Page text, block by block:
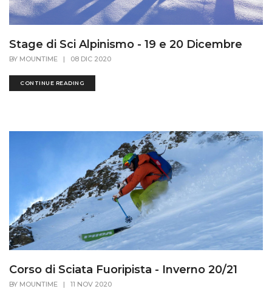
Stage di Sci Alpinismo - 19 e 20 Dicembre
BY MOUNTIME | 08 DIC 2020
CONTINUE READING
Corso di Sciata Fuoripista - Inverno 20/21
BY MOUNTIME | 11 NOV 2020